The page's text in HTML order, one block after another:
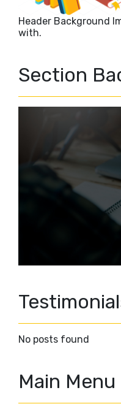
Header Background
with.
Section
No posts found
Main Menu